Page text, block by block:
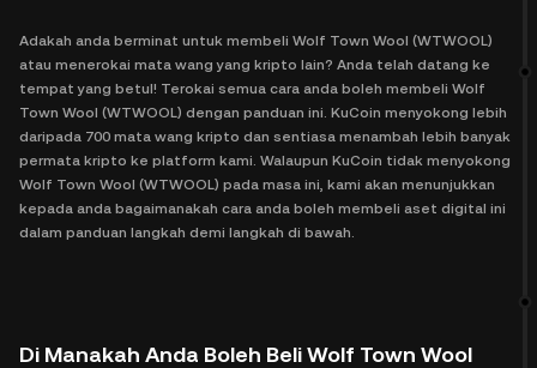
Adakah anda berminat untuk membeli Wolf Town Wool (WTWOOL)
atau menerokai mata wang yang kripto lain? Anda telah datang ke
tempat yang betul! Terokai semua cara anda boleh membeli Wolf
Town Wool (WTWOOL) dengan panduan ini. KuCoin menyokong lebih
daripada 700 mata wang kripto dan sentiasa menambah lebih banyak
permata kripto ke platform kami. Walaupun KuCoin tidak menyokong
Wolf Town Wool (WTWOOL) pada masa ini, kami akan menunjukkan
kepada anda bagaimanakah cara anda boleh membeli aset digital ini
dalam panduan langkah demi langkah di bawah.
Di Manakah Anda Boleh Beli Wolf Town Wool